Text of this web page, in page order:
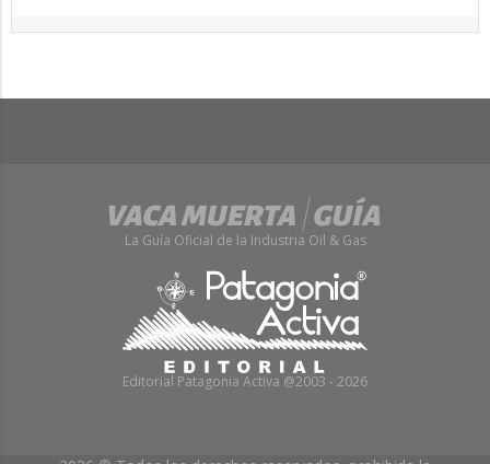
La Guía Oficial de la Industria Oil & Gas
Editorial Patagonia Activa @2003 - 2026